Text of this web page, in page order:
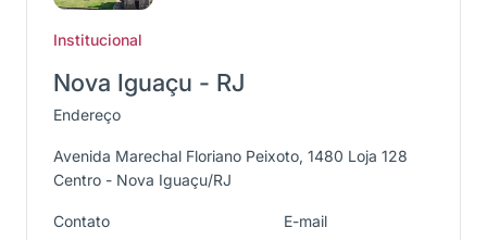
Institucional
Nova Iguaçu - RJ
Endereço
Avenida Marechal Floriano Peixoto, 1480 Loja 128
Centro - Nova Iguaçu/RJ
Contato E-mail